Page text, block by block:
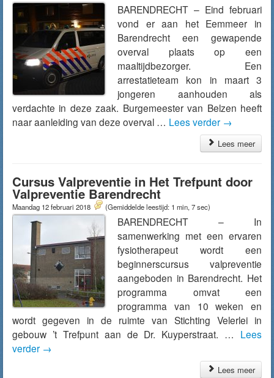
BARENDRECHT – Eind februari
vond er aan het Eemmeer in
Barendrecht een gewapende
overval plaats op een
maaltijdbezorger. Een
arrestatieteam kon in maart 3
jongeren aanhouden als
verdachte in deze zaak. Burgemeester van Belzen heeft
naar aanleiding van deze overval … Lees verder →
Lees meer
Cursus Valpreventie in Het Trefpunt door
Valpreventie Barendrecht
Maandag 12 februari 2018 (Gemiddelde leestijd: 1 min, 7 sec)
BARENDRECHT – In
samenwerking met een ervaren
fysiotherapeut wordt een
beginnerscursus valpreventie
aangeboden in Barendrecht. Het
programma omvat een
programma van 10 weken en
wordt gegeven in de ruimte van Stichting Velerlei in
gebouw ’t Trefpunt aan de Dr. Kuyperstraat. … Lees
verder →
Lees meer